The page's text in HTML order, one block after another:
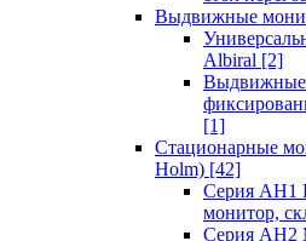
Выдвижные
Albiral [2]
Выдвижные
[1]
Стационарные
Holm) [42]
Серия AH1
монитор,
Серия AH2